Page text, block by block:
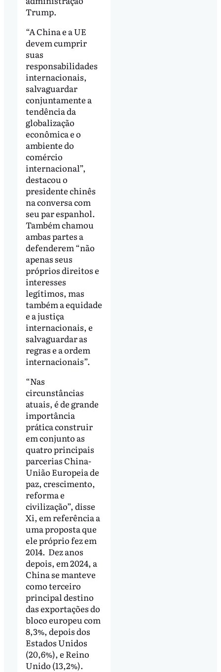
Trump.
“A China e a UE
devem cumprir
suas
responsabilidades
internacionais,
salvaguardar
conjuntamente a
tendência da
globalização
econômica e o
ambiente do
comércio
internacional”,
destacou o
presidente chinês
na conversa com
seu par espanhol.
Também chamou
ambas partes a
defenderem “não
apenas seus
próprios direitos e
interesses
legítimos, mas
também a equidade
e a justiça
internacionais, e
salvaguardar as
regras e a ordem
internacionais”.
“Nas
circunstâncias
atuais, é de grande
importância
prática construir
em conjunto as
quatro principais
parcerias China-
União Europeia de
paz, crescimento,
reforma e
civilização”, disse
Xi, em referência a
uma proposta que
ele próprio fez em
2014. Dez anos
depois, em 2024, a
China se manteve
como terceiro
principal destino
das exportações do
bloco europeu com
8,3%, depois dos
Estados Unidos
(20,6%), e Reino
Unido (13,2%).